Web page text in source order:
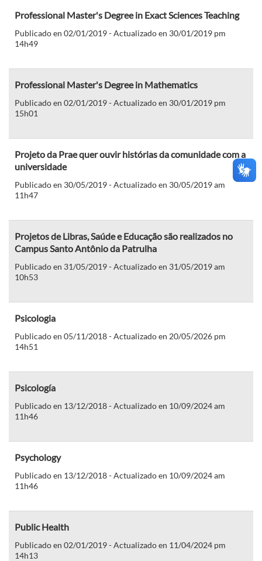
Professional Master's Degree in Exact Sciences Teaching
Publicado en 02/01/2019 - Actualizado en 30/01/2019 pm
14h49
Professional Master's Degree in Mathematics
Publicado en 02/01/2019 - Actualizado en 30/01/2019 pm
15h01
Projeto da Prae quer ouvir histórias da comunidade com a
universidade
Publicado en 30/05/2019 - Actualizado en 30/05/2019 am
11h47
Projetos de Libras, Saúde e Educação são realizados no
Campus Santo Antônio da Patrulha
Publicado en 31/05/2019 - Actualizado en 31/05/2019 am
10h53
Psicologia
Publicado en 05/11/2018 - Actualizado en 20/05/2026 pm
14h51
Psicología
Publicado en 13/12/2018 - Actualizado en 10/09/2024 am
11h46
Psychology
Publicado en 13/12/2018 - Actualizado en 10/09/2024 am
11h46
Public Health
Publicado en 02/01/2019 - Actualizado en 11/04/2024 pm
14h13